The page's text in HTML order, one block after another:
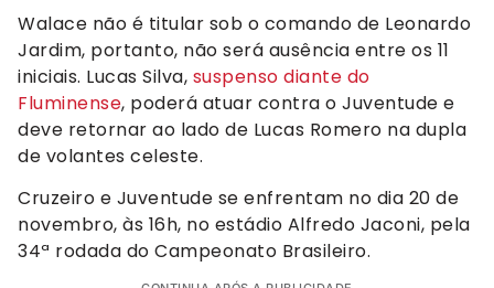
Walace não é titular sob o comando de Leonardo
Jardim, portanto, não será ausência entre os 11
iniciais. Lucas Silva, suspenso diante do
Fluminense, poderá atuar contra o Juventude e
deve retornar ao lado de Lucas Romero na dupla
de volantes celeste.
Cruzeiro e Juventude se enfrentam no dia 20 de
novembro, às 16h, no estádio Alfredo Jaconi, pela
34ª rodada do Campeonato Brasileiro.